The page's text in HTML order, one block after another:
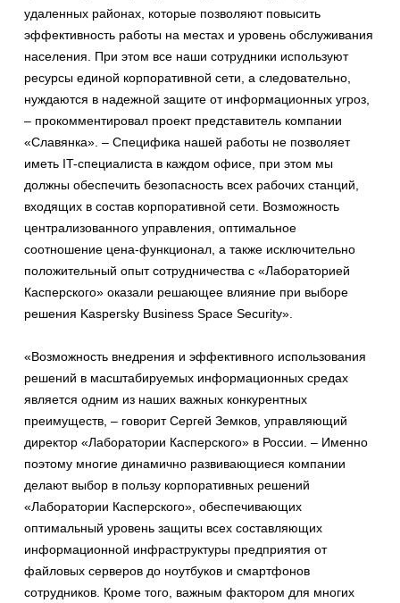
удаленных районах, которые позволяют повысить
эффективность работы на местах и уровень обслуживания
населения. При этом все наши сотрудники используют
ресурсы единой корпоративной сети, а следовательно,
нуждаются в надежной защите от информационных угроз,
– прокомментировал проект представитель компании
«Славянка». – Специфика нашей работы не позволяет
иметь IT-специалиста в каждом офисе, при этом мы
должны обеспечить безопасность всех рабочих станций,
входящих в состав корпоративной сети. Возможность
централизованного управления, оптимальное
соотношение цена-функционал, а также исключительно
положительный опыт сотрудничества с «Лабораторией
Касперского» оказали решающее влияние при выборе
решения Kaspersky Business Space Security».
«Возможность внедрения и эффективного использования
решений в масштабируемых информационных средах
является одним из наших важных конкурентных
преимуществ, – говорит Сергей Земков, управляющий
директор «Лаборатории Касперского» в России. – Именно
поэтому многие динамично развивающиеся компании
делают выбор в пользу корпоративных решений
«Лаборатории Касперского», обеспечивающих
оптимальный уровень защиты всех составляющих
информационной инфраструктуры предприятия от
файловых серверов до ноутбуков и смартфонов
сотрудников. Кроме того, важным фактором для многих